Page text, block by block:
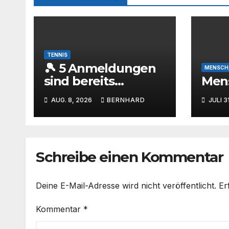
TENNIS
🎾 5 Anmeldungen
sind bereits
eingegangen – wer
ist als Nächstes
dabei? 🔥
AUG. 8, 2026 BERNHARD JULI
Schreibe einen Kommentar
Deine E-Mail-Adresse wird nicht veröffentlicht.
Kommentar *